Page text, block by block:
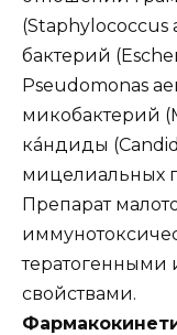
(Staphylococcus
бактерий
Pseudomonas
микобактерий
кáндиды
мицелиальных
Препарат
свойствами.